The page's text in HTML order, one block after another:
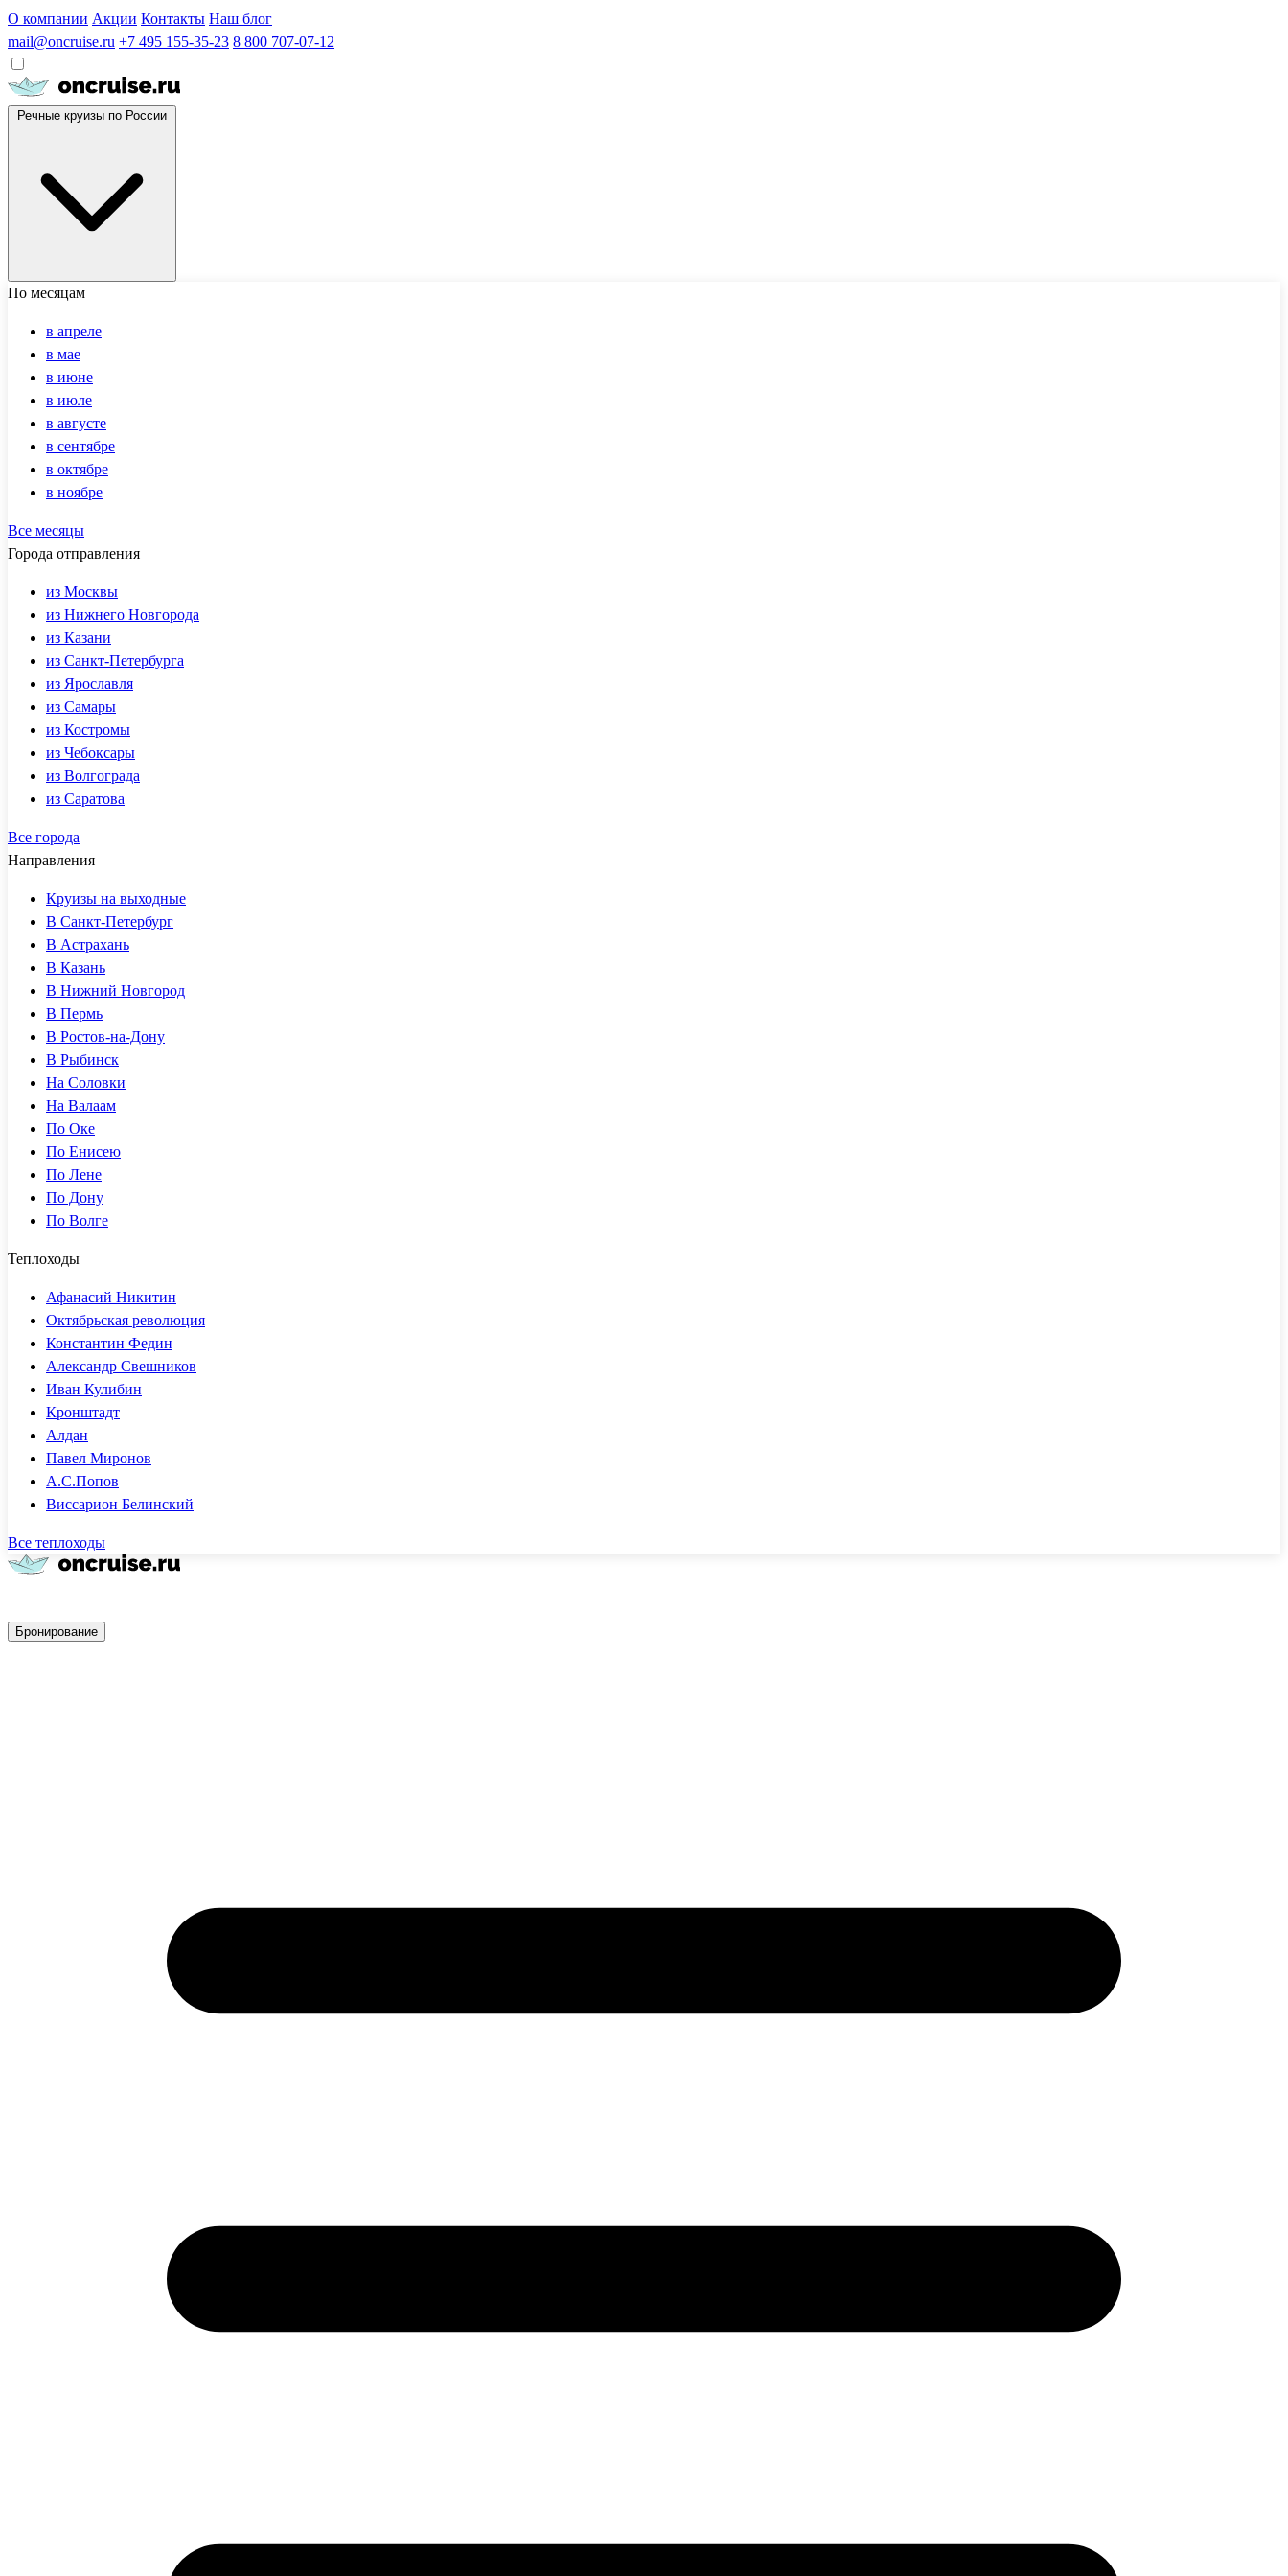
О компании Акции Контакты Наш блог
mail@oncruise.ru +7 495 155-35-23 8 800 707-07-12
По месяцам
в апреле
в мае
в июне
в июле
в августе
в сентябре
в октябре
в ноябре
Все месяцы
Города отправления
из Москвы
из Нижнего Новгорода
из Казани
из Санкт-Петербурга
из Ярославля
из Самары
из Костромы
из Чебоксары
из Волгограда
из Саратова
Все города
Направления
Круизы на выходные
В Санкт-Петербург
В Астрахань
В Казань
В Нижний Новгород
В Пермь
В Ростов-на-Дону
В Рыбинск
На Соловки
На Валаам
По Оке
По Енисею
По Лене
По Дону
По Волге
Теплоходы
Афанасий Никитин
Октябрьская революция
Константин Федин
Александр Свешников
Иван Кулибин
Кронштадт
Алдан
Павел Миронов
А.С.Попов
Виссарион Белинский
Все теплоходы
Бронирование